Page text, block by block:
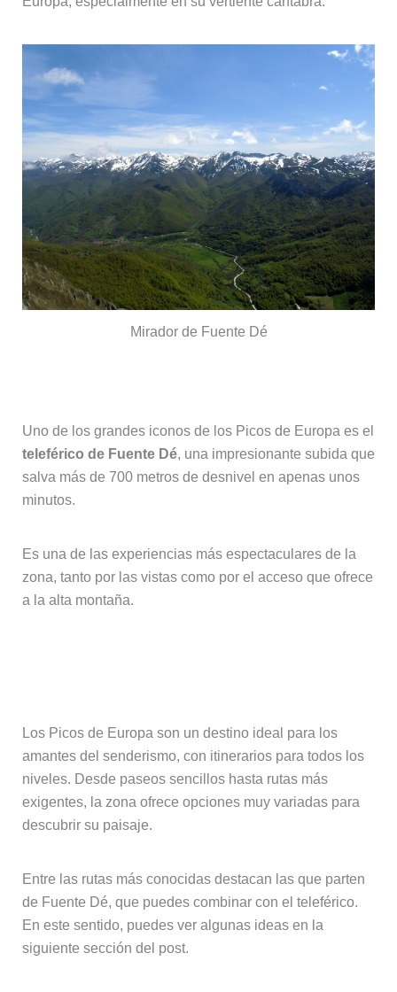
Mirador de Fuente Dé
Uno de los grandes iconos de los Picos de Europa es el
teleférico de Fuente Dé, una impresionante subida que
salva más de 700 metros de desnivel en apenas unos
minutos.
Es una de las experiencias más espectaculares de la
zona, tanto por las vistas como por el acceso que ofrece
a la alta montaña.
Los Picos de Europa son un destino ideal para los
amantes del senderismo, con itinerarios para todos los
niveles. Desde paseos sencillos hasta rutas más
exigentes, la zona ofrece opciones muy variadas para
descubrir su paisaje.
Entre las rutas más conocidas destacan las que parten
de Fuente Dé, que puedes combinar con el teleférico.
En este sentido, puedes ver algunas ideas en la
siguiente sección del post.